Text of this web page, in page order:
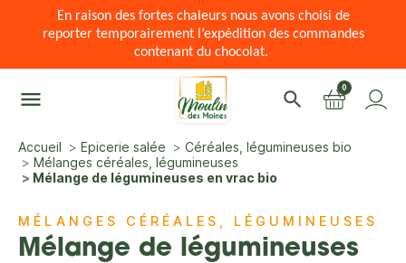
En raison des fortes chaleurs nous avons choisi de
reporter temporairement l’expédition des commandes
contenant du chocolat.
menu search 0
Accueil Epicerie salée
Céréales, légumineuses bio
Mélanges céréales, légumineuses
Mélange de légumineuses en vrac bio
MÉLANGES CÉRÉALES, LÉGUMINEUSES
Mélange de légumineuses